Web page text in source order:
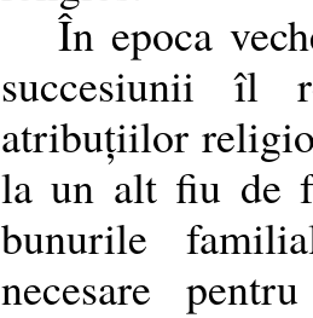
În epoca
succesiunii îl
atribuțiilor
la un alt fiu de
bunurile
necesare